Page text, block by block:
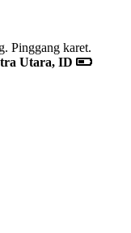
Pinggang karet.
Utara, ID